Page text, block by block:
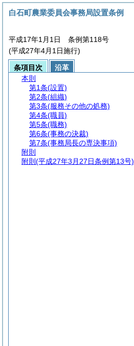
白石町農業委員会事務局設置条例
平成17年1月1日 条例第118号
(平成27年4月1日施行)
条項目次
沿革
本則
第1条(設置)
第2条(組織)
第3条(服務その他の処務)
第4条(職員)
第5条(職務)
第6条(事務の決裁)
第7条(事務局長の専決事項)
附則
附則 (平成27年3月27日条例第13号)